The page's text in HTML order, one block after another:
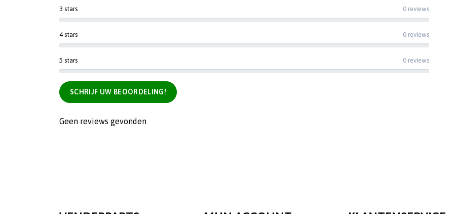
3 stars 0 reviews
4 stars 0 reviews
5 stars 0 reviews
SCHRIJF UW BEOORDELING!
Geen reviews gevonden